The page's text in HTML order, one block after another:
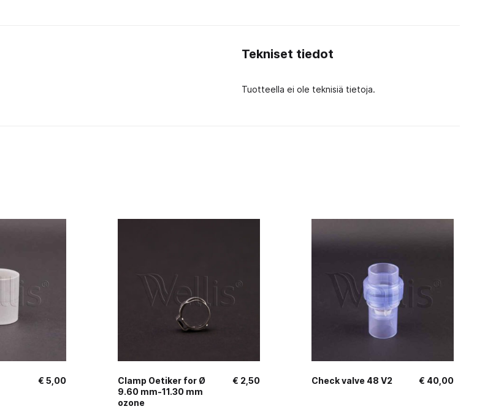
Tekniset tiedot
Tuotteella ei ole teknisiä tietoja.
€ 5,00
Clamp Oetiker for Ø
9.60 mm-11.30 mm
ozone
€ 2,50 Check valve 48 V2 € 40,00